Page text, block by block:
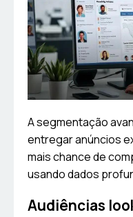
A segmentação
entregar anúncios
mais chance de
usando dados
Audiências